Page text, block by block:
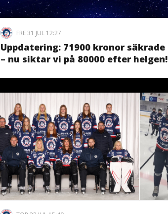
FRE 31 JUL 12:27
Uppdatering: 71900 kronor säkrade
– nu siktar vi på 80000 efter helgen!